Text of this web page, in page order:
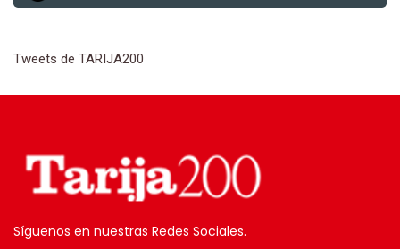
Tweets de TARIJA200
Síguenos en nuestras Redes Sociales.